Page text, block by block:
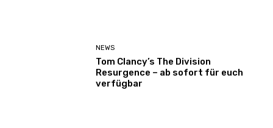
NEWS
Tom Clancy’s The Division
Resurgence – ab sofort für euch
verfügbar